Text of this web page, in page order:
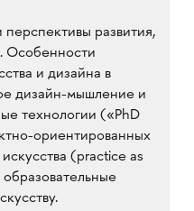
развития,
Особенности
и дизайна в
дизайн-мышление и
технологии («PhD
ориентированных
(practice as